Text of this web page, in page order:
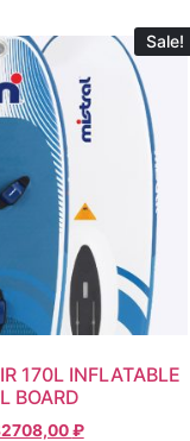
Sale!
170L INFLATABLE
BOARD
₽